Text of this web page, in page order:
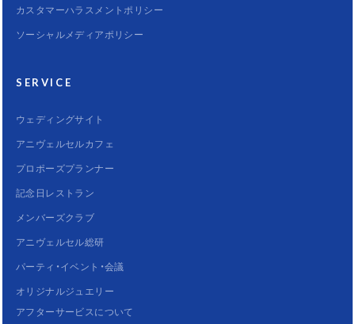
カスタマーハラスメントポリシー
ソーシャルメディアポリシー
SERVICE
ウェディングサイト
アニヴェルセルカフェ
プロポーズプランナー
記念日レストラン
メンバーズクラブ
アニヴェルセル総研
パーティ・イベント・会議
オリジナルジュエリー
アフターサービスについて